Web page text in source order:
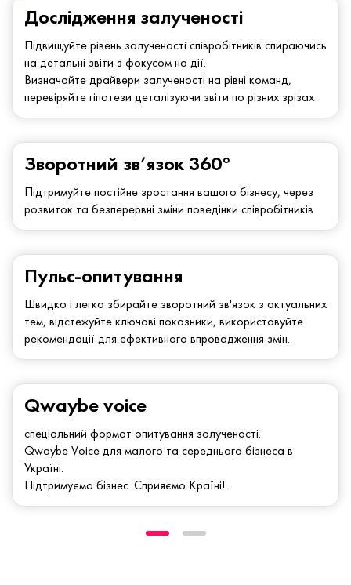
Дослідження залученості
Підвищуйте рівень залученості співробітників спираючись
на детальні звіти з фокусом на дії.
Визначайте драйвери залученості на рівні команд,
перевіряйте гіпотези деталізуючи звіти по різних зрізах
Зворотний зв’язок 360°
Підтримуйте постійне зростання вашого бізнесу, через
розвиток та безперервні зміни поведінки співробітників
Qwaybe voice
спеціальний формат опитування залученості.
Qwaybe Voice для малого та середнього бізнеса в
Україні.
Підтримуємо бізнес. Сприяємо Країні!.
Пульс-опитування
Швидко і легко збирайте зворотний зв'язок з актуальних
тем, відстежуйте ключові показники, використовуйте
рекомендації для ефективного впровадження змін.